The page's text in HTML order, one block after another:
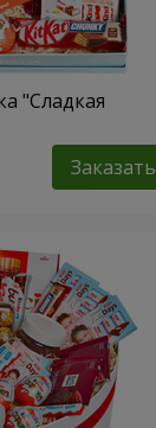
"Сладкая
Заказать